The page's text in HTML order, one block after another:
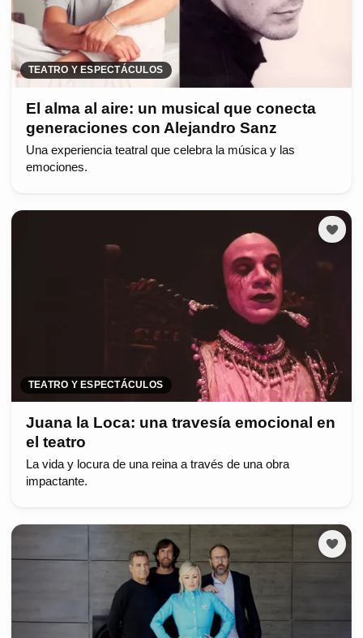
TEATRO Y ESPECTÁCULOS
El alma al aire: un musical que conecta
generaciones con Alejandro Sanz
Una experiencia teatral que celebra la música y las
emociones.
TEATRO Y ESPECTÁCULOS
Juana la Loca: una travesía emocional en
el teatro
La vida y locura de una reina a través de una obra
impactante.